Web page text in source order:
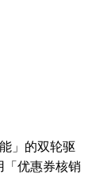
」的双轮驱
「优惠券核销